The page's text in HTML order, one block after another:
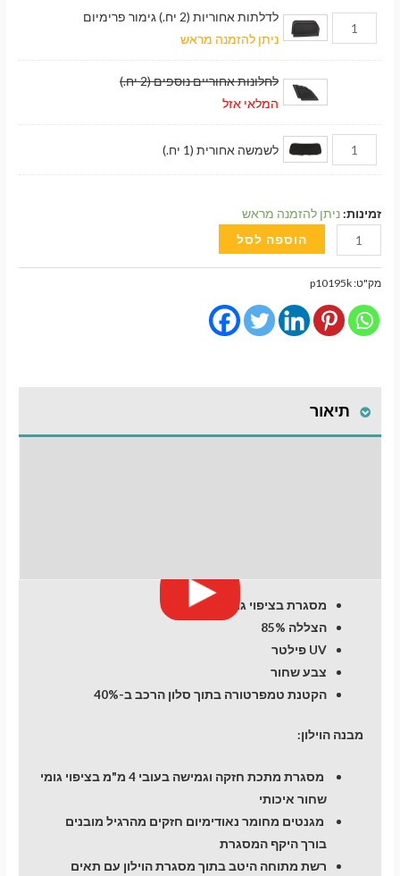
לדלתות אחוריות (2 יח.) גימור פרימיום
ניתן להזמנה מראש
לחלונות אחוריים נוספים (2 יח.)
המלאי אזל
לשמשה אחורית (1 יח.)
זמינות: ניתן להזמנה מראש
כמות
של
וילונות
השחרה
מגנטיים
Lexus
ES
הוספה לסל
מק"ט:p10195k
תיאור
מסגרת בציפוי גומי
הצללה 85%
UV פילטר
צבע שחור
הקטנת טמפרטורה בתוך סלון הרכב ב-40%
מבנה הוילון:
מסגרת מתכת חזקה וגמישה בעובי 4 מ"מ בציפוי גומי
שחור איכותי
מגנטים מחומר נאודימיום חזקים מהרגיל מובנים
בורך היקף המסגרת
רשת מתוחה היטב בתוך מסגרת הוילון עם תאים
תשלום